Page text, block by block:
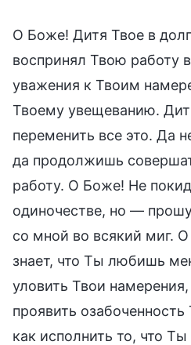
О Боже! Дитя Твое в
воспринял Твою работу
уважения к Твоим
Твоему увещеванию.
переменить все это. Да
да продолжишь
работу. О Боже! Не
одиночестве, но —
со мной во всякий миг.
знает, что Ты любишь
уловить Твои
проявить
как исполнить то, что